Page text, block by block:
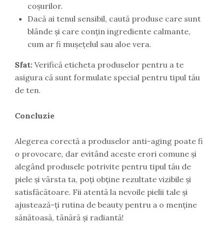
coșurilor.
Dacă ai tenul sensibil, caută produse care sunt
blânde și care conțin ingrediente calmante,
cum ar fi mușețelul sau aloe vera.
Sfat: Verifică eticheta produselor pentru a te
asigura că sunt formulate special pentru tipul tău
de ten.
Concluzie
Alegerea corectă a produselor anti-aging poate fi
o provocare, dar evitând aceste erori comune și
alegând produsele potrivite pentru tipul tău de
piele și vârsta ta, poți obține rezultate vizibile și
satisfăcătoare. Fii atentă la nevoile pielii tale și
ajustează-ți rutina de beauty pentru a o menține
sănătoasă, tânără și radiantă!